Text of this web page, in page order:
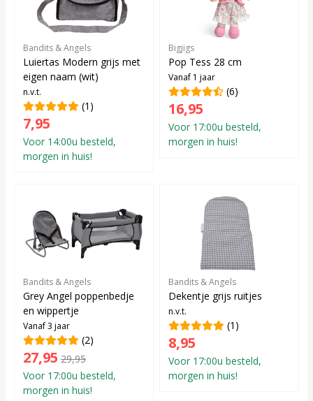
Bandits & Angels
Luiertas Modern grijs met
eigen naam (wit)
n.v.t.
(1)
7,95
Voor 14:00u besteld,
morgen in huis!
Bigjigs
Pop Tess 28 cm
Vanaf 1 jaar
(6)
16,95
Voor 17:00u besteld,
morgen in huis!
Bandits & Angels
Grey Angel poppenbedje
en wippertje
Vanaf 3 jaar
(2)
27,95 29,95
Voor 17:00u besteld,
morgen in huis!
Bandits & Angels
Dekentje grijs ruitjes
n.v.t.
(1)
8,95
Voor 17:00u besteld,
morgen in huis!